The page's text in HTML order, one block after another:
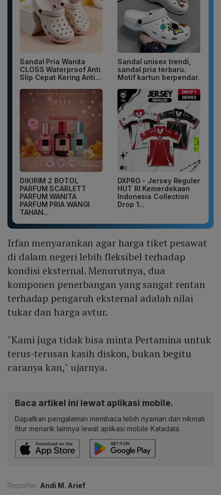
Sandal Pria Wanita
CLOSS Waterproof Anti
Slip Cepat Kering Anti...
Sandal unisex trendi,
sandal pria terbaru.
Motif kartun berpendar.
DIKIRIM 2 BOTOL
PARFUM SCARLETT
PARFUM WANITA
PARFUM PRIA WANGI
TAHAN...
DXPRO - Jersey Reguler
HUT RI Kemerdekaan
Indonesia Collection
Drop 1...
Irfan menyarankan agar harga tiket pesawat
di dalam negeri lebih fleksibel terhadap
kondisi eksternal. Menurutnya, dua
komponen penerbangan yang sangat rentan
terhadap pengaruh eksternal adalah nilai
tukar dan harga avtur.
"Kami juga tidak bisa minta Pertamina untuk
terus-terusan kasih diskon, bukan begitu
caranya kan," ujarnya.
Baca artikel ini lewat aplikasi mobile.
Dapatkan pengalaman membaca lebih nyaman dan nikmati
fitur menarik lainnya lewat aplikasi mobile Katadata.
Reporter: Andi M. Arief